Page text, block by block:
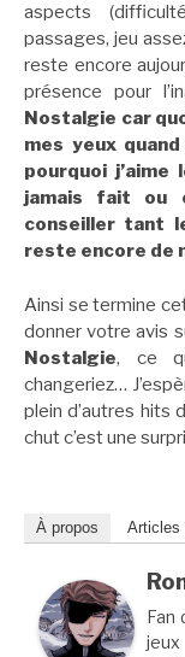
aspects
passages, jeu
reste encore
présence pour
Nostalgie car
mes yeux
pourquoi j’aime
jamais fait ou
conseiller tant
reste encore de
Ainsi se termine
donner votre avis
Nostalgie, ce
changeriez…
plein d’autres hits
chut c’est une
À propos Articles
Fan